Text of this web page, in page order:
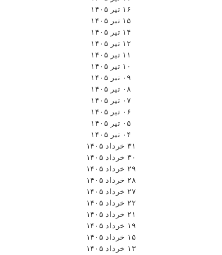
۱۶ تیر ۱۴۰۵
۱۵ تیر ۱۴۰۵
۱۴ تیر ۱۴۰۵
۱۲ تیر ۱۴۰۵
۱۱ تیر ۱۴۰۵
۱۰ تیر ۱۴۰۵
۰۹ تیر ۱۴۰۵
۰۸ تیر ۱۴۰۵
۰۷ تیر ۱۴۰۵
۰۶ تیر ۱۴۰۵
۰۵ تیر ۱۴۰۵
۰۴ تیر ۱۴۰۵
۳۱ خرداد ۱۴۰۵
۳۰ خرداد ۱۴۰۵
۲۹ خرداد ۱۴۰۵
۲۸ خرداد ۱۴۰۵
۲۷ خرداد ۱۴۰۵
۲۲ خرداد ۱۴۰۵
۲۱ خرداد ۱۴۰۵
۱۹ خرداد ۱۴۰۵
۱۵ خرداد ۱۴۰۵
۱۳ خرداد ۱۴۰۵